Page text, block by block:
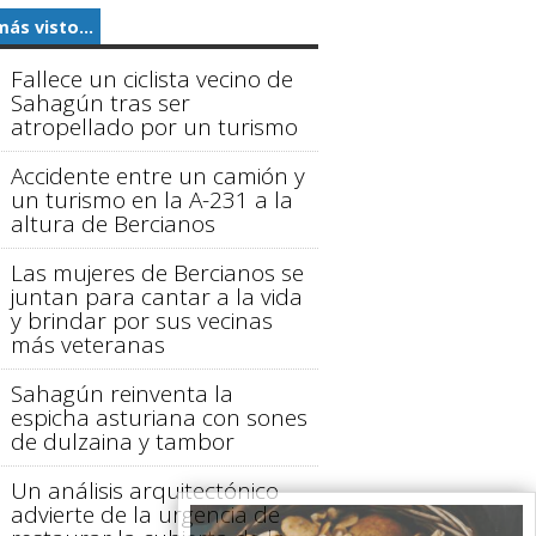
visto...
Fallece un ciclista vecino de
Sahagún tras ser
atropellado por un turismo
Accidente entre un camión y
un turismo en la A-231 a la
altura de Bercianos
Las mujeres de Bercianos se
juntan para cantar a la vida
y brindar por sus vecinas
más veteranas
Sahagún reinventa la
espicha asturiana con sones
de dulzaina y tambor
Un análisis arquitectónico
advierte de la urgencia de